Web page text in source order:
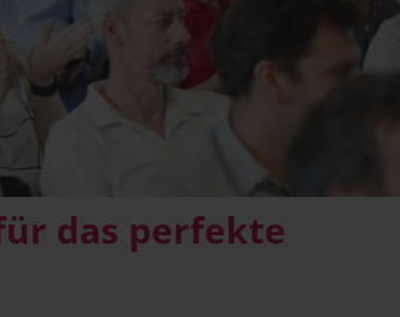
das per­fek­te